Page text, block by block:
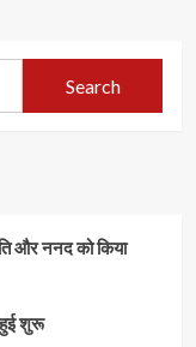
Search
और ननद को किया
हुई शुरू